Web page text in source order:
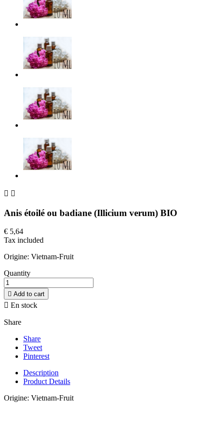
 
Anis étoilé ou badiane (Illicium verum) BIO
€ 5,64
Tax included
Origine: Vietnam-Fruit
Quantity
 Add to cart
 En stock
Share
Share
Tweet
Pinterest
Description
Product Details
Origine: Vietnam-Fruit